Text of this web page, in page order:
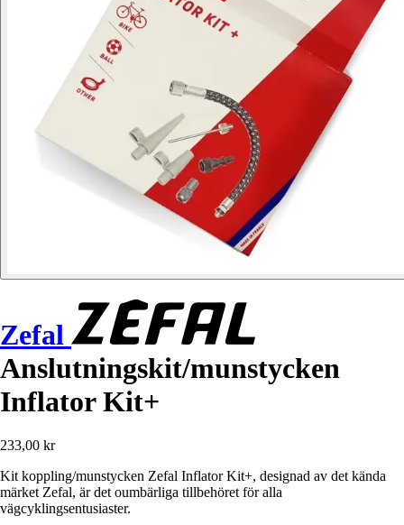
Zefal
Anslutningskit/munstycken
Inflator Kit+
233,00 kr
Kit koppling/munstycken Zefal Inflator Kit+, designad av det kända
märket Zefal, är det oumbärliga tillbehöret för alla
vägcyklingsentusiaster.